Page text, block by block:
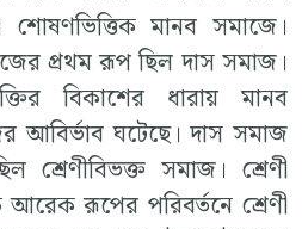
মানব সমাজে।
প্রথম রূপ ছিল দাস সমাজ।
বিকাশের ধারায় মানব
আবির্ভাব ঘটেছে। দাস সমাজ
শ্রেণীবিভক্ত সমাজ। শ্রেণী
রূপের পরিবর্তনে শ্রেণী